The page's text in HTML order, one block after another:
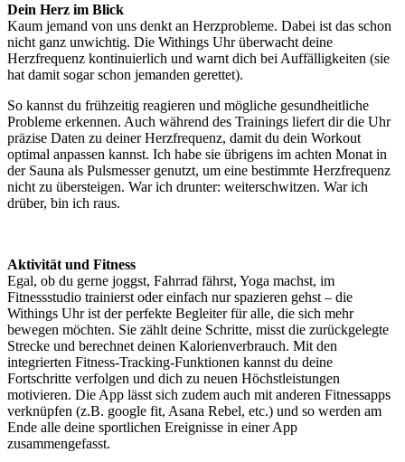
Dein Herz im Blick
Kaum jemand von uns denkt an Herzprobleme. Dabei ist das schon
nicht ganz unwichtig. Die Withings Uhr überwacht deine
Herzfrequenz kontinuierlich und warnt dich bei Auffälligkeiten (sie
hat damit sogar schon jemanden gerettet).
So kannst du frühzeitig reagieren und mögliche gesundheitliche
Probleme erkennen. Auch während des Trainings liefert dir die Uhr
präzise Daten zu deiner Herzfrequenz, damit du dein Workout
optimal anpassen kannst. Ich habe sie übrigens im achten Monat in
der Sauna als Pulsmesser genutzt, um eine bestimmte Herzfrequenz
nicht zu übersteigen. War ich drunter: weiterschwitzen. War ich
drüber, bin ich raus.
Aktivität und Fitness
Egal, ob du gerne joggst, Fahrrad fährst, Yoga machst, im
Fitnessstudio trainierst oder einfach nur spazieren gehst – die
Withings Uhr ist der perfekte Begleiter für alle, die sich mehr
bewegen möchten. Sie zählt deine Schritte, misst die zurückgelegte
Strecke und berechnet deinen Kalorienverbrauch. Mit den
integrierten Fitness-Tracking-Funktionen kannst du deine
Fortschritte verfolgen und dich zu neuen Höchstleistungen
motivieren. Die App lässt sich zudem auch mit anderen Fitnessapps
verknüpfen (z.B. google fit, Asana Rebel, etc.) und so werden am
Ende alle deine sportlichen Ereignisse in einer App
zusammengefasst.